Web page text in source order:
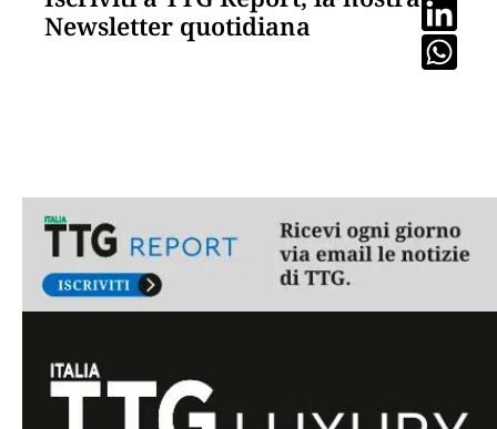
Newsletter quotidiana